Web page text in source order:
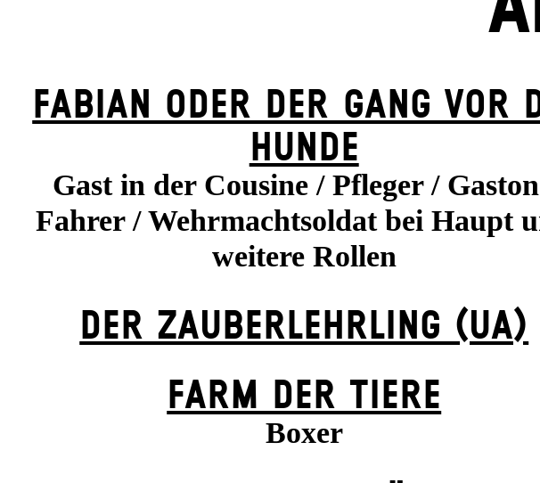
FABIAN ODER DER GANG VOR
HUNDE
Gast in der Cousine / Pfleger /
Fahrer / Wehrmachtsoldat bei Haupt
weitere Rollen
DER ZAUBER­LEHRLING (UA)
FARM DER TIERE
Boxer